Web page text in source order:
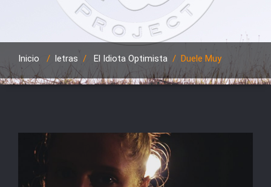
Inicio / letras / El Idiota Optimista / Duele Muy